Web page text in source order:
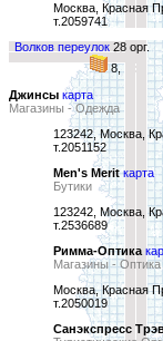
Москва, Красная
т.2059741
Волков переулок 28 орг.
8,
Джинсы карта
Магазины - Одежда
123242, Москва,
т.2051152
Men's Merit карта
Бутики
123242, Москва,
т.2536689
Римма-Оптика
Магазины - Оптика
Москва, Красная
т.2050019
Санэкспресс